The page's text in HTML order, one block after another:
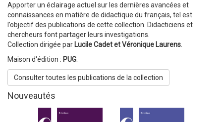
Apporter un éclairage actuel sur les dernières avancées et
connaissances en matière de didactique du français, tel est
l’objectif des publications de cette collection. Didacticiens et
chercheurs font partager leurs investigations.
Collection dirigée par Lucile Cadet et Véronique Laurens
Maison d'édition : PUG
Consulter toutes les publications de la collection
Nouveautés